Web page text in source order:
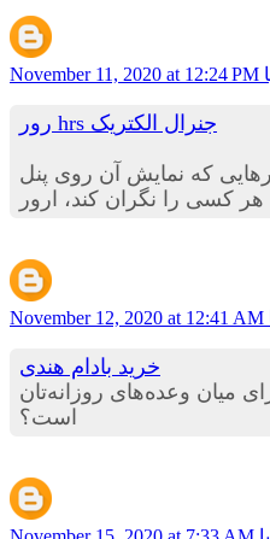
November 11, 2020 at 12:24 PM
رور hrs جنرال الکتریک
که نمایش آن روی پنل
November 12, 2020 at 12:41 AM
خرید بادام هندی
میان وعده‌های روزانه‌تان
است؟